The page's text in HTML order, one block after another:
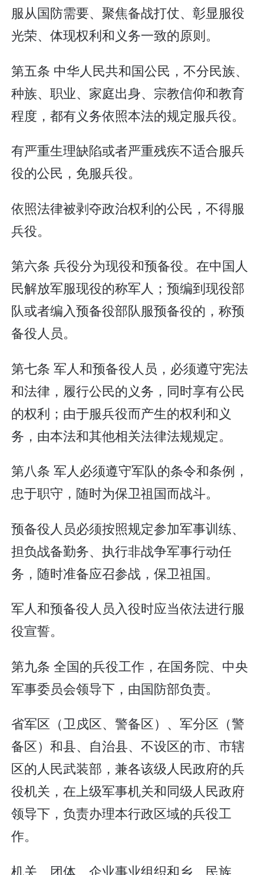
服从国防需要、聚焦备战打仗、彰显服役
光荣、体现权利和义务一致的原则。
第五条 中华人民共和国公民，不分民族、
种族、职业、家庭出身、宗教信仰和教育
程度，都有义务依照本法的规定服兵役。
有严重生理缺陷或者严重残疾不适合服兵
役的公民，免服兵役。
依照法律被剥夺政治权利的公民，不得服
兵役。
第六条 兵役分为现役和预备役。在中国人
民解放军服现役的称军人；预编到现役部
队或者编入预备役部队服预备役的，称预
备役人员。
第七条 军人和预备役人员，必须遵守宪法
和法律，履行公民的义务，同时享有公民
的权利；由于服兵役而产生的权利和义
务，由本法和其他相关法律法规规定。
第八条 军人必须遵守军队的条令和条例，
忠于职守，随时为保卫祖国而战斗。
预备役人员必须按照规定参加军事训练、
担负战备勤务、执行非战争军事行动任
务，随时准备应召参战，保卫祖国。
军人和预备役人员入役时应当依法进行服
役宣誓。
第九条 全国的兵役工作，在国务院、中央
军事委员会领导下，由国防部负责。
省军区（卫戍区、警备区）、军分区（警
备区）和县、自治县、不设区的市、市辖
区的人民武装部，兼各该级人民政府的兵
役机关，在上级军事机关和同级人民政府
领导下，负责办理本行政区域的兵役工
作。
机关、团体、企业事业组织和乡、民族